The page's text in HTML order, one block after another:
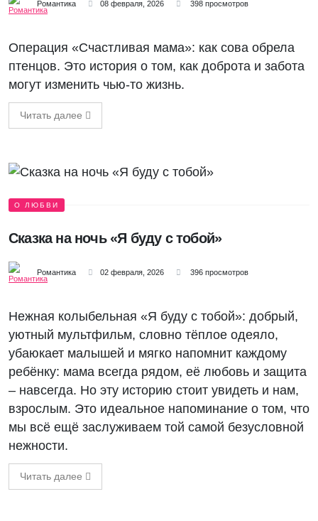
Романтика 08 февраля, 2026 398 просмотров
Операция «Счастливая мама»: как сова обрела
птенцов. Это история о том, как доброта и забота
могут изменить чью-то жизнь.
Читать далее
О ЛЮБВИ
Сказка на ночь «Я буду с тобой»
Романтика 02 февраля, 2026 396 просмотров
Нежная колыбельная «Я буду с тобой»: добрый,
уютный мультфильм, словно тёплое одеяло,
убаюкает малышей и мягко напомнит каждому
ребёнку: мама всегда рядом, её любовь и защита
– навсегда. Но эту историю стоит увидеть и нам,
взрослым. Это идеальное напоминание о том, что
мы всё ещё заслуживаем той самой безусловной
нежности.
Читать далее